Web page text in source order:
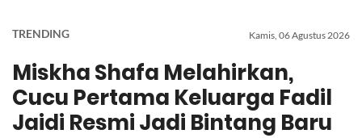
TRENDING Kamis, 06 Agustus 2026
Miskha Shafa Melahirkan,
Cucu Pertama Keluarga Fadil
Jaidi Resmi Jadi Bintang Baru